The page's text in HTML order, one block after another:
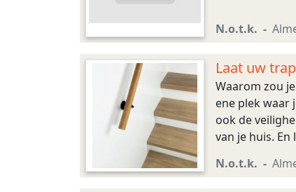
N.o.t.k.
Laat uw
Waarom zou
ene plek waar
ook de
van je huis.
N.o.t.k.